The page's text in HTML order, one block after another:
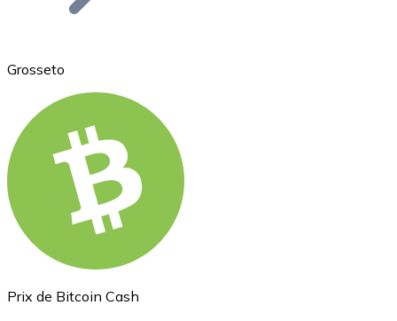
Ethereum
Grosseto
Prix de Bitcoin Cash